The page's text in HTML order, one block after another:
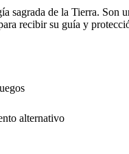
sagrada de la Tierra.
recibir su guía y
alternativo